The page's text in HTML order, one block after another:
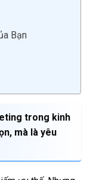
Bạn
trong kinh
mà là yêu